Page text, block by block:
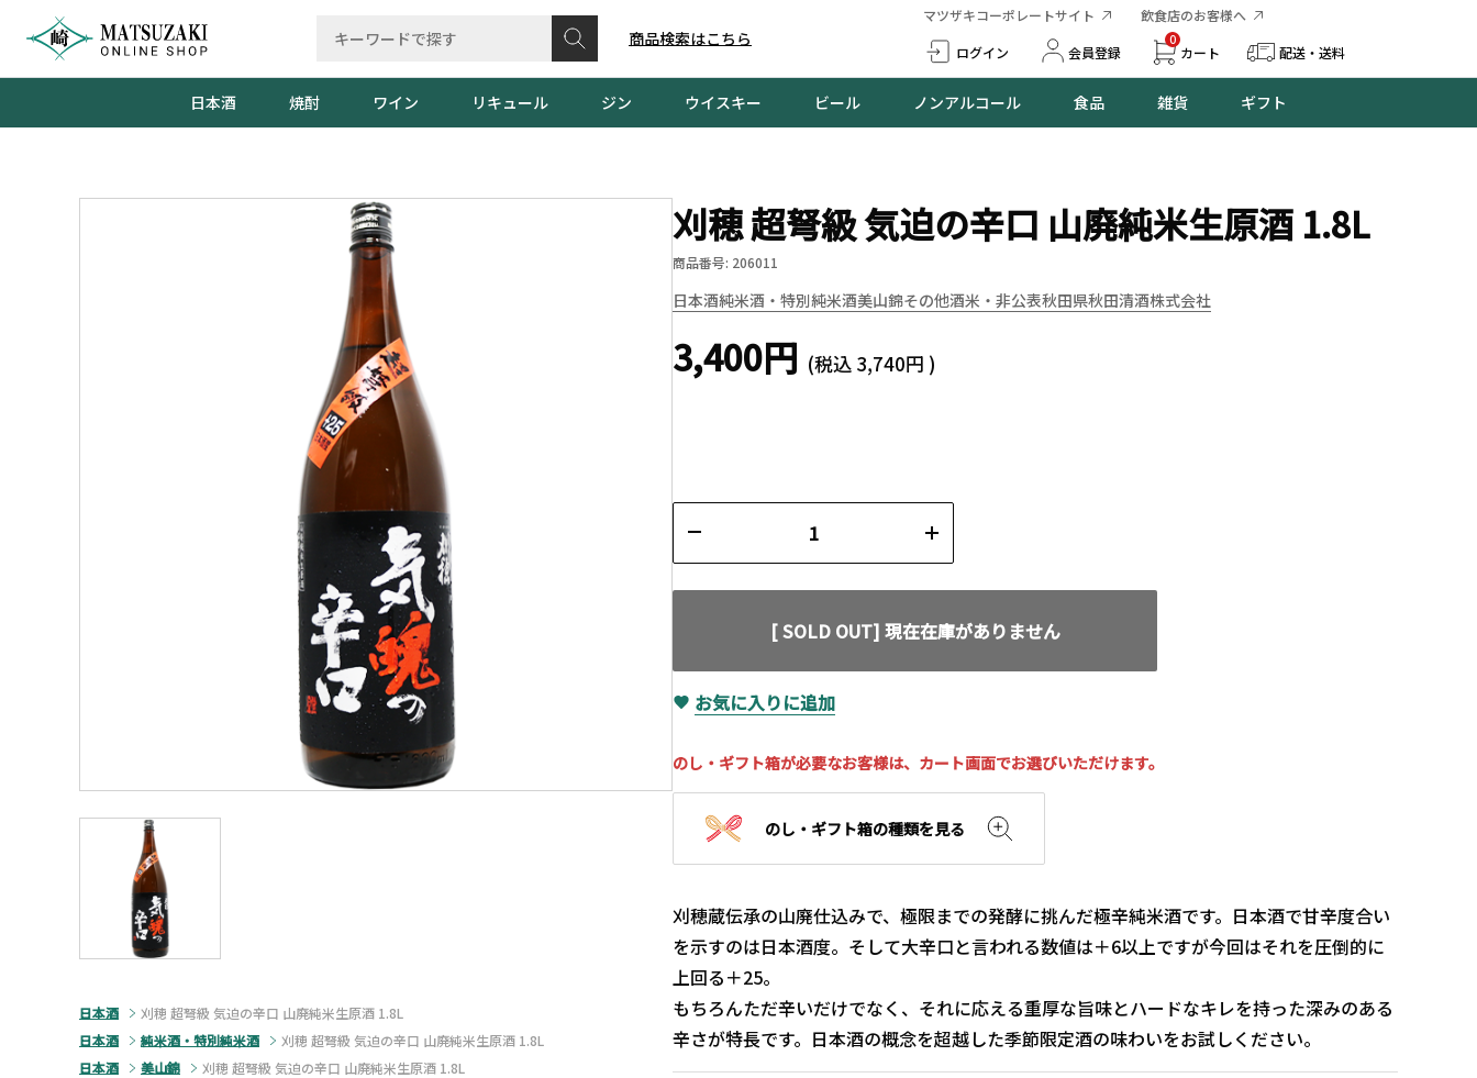
商品検索はこちら
マツザキコーポレートサイト
飲食店のお客様へ
ログイン
会員登録 カート
0
配送・送料
日本酒 焼酎 ワイン リキュール ジン ウイスキー ビール ノンアルコール 食品 雑貨 ギフト
日本酒
刈穂 超弩級 気迫の辛口 山廃純米生原酒 1.8L
日本酒
純米酒・特別純米酒
刈穂 超弩級 気迫の辛口 山廃純米生原酒 1.8L
日本酒
美山錦
刈穂 超弩級 気迫の辛口 山廃純米生原酒 1.8L
刈穂 超弩級 気迫の辛口 山廃純米生原酒 1.8L
商品番号: 206011
日本酒純米酒・特別純米酒美山錦その他酒米・非公表秋田県秋田清酒株式会社
3,400円 (税込 3,740円 )
[ SOLD OUT] 現在在庫がありません
お気に入りに追加
のし・ギフト箱が必要なお客様は、カート画面でお選びいただけます。
のし・ギフト箱の種類を見る
刈穂蔵伝承の山廃仕込みで、極限までの発酵に挑んだ極辛純米酒です。日本酒で甘辛度合い
を示すのは日本酒度。そして大辛口と言われる数値は＋6以上ですが今回はそれを圧倒的に
上回る＋25。
もちろんただ辛いだけでなく、それに応える重厚な旨味とハードなキレを持った深みのある
辛さが特長です。日本酒の概念を超越した季節限定酒の味わいをお試しください。